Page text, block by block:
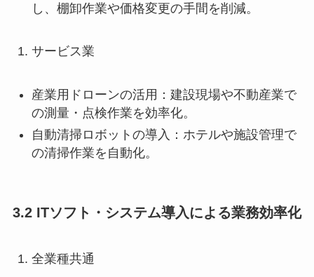
し、棚卸作業や価格変更の手間を削減。
サービス業
産業用ドローンの活用：建設現場や不動産業で
の測量・点検作業を効率化。
自動清掃ロボットの導入：ホテルや施設管理で
の清掃作業を自動化。
3.2 ITソフト・システム導入による業務効率化
全業種共通